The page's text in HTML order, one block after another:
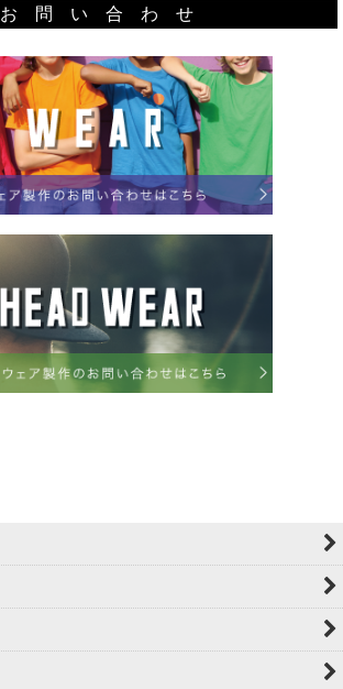
お 問 い 合 わ せ